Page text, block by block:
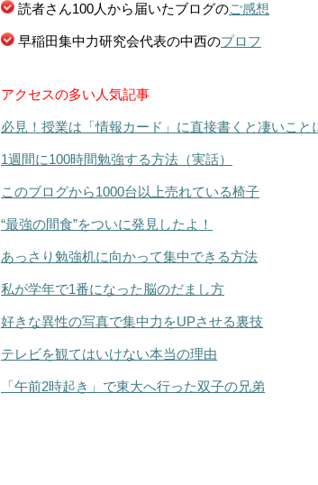
読者さん100人から届いたブログのご感想
早稲田集中力研究会代表の中西のプロフ
アクセスの多い人気記事
必見！授業は「情報カード」に直接書くと凄いこと
1週間に100時間勉強する方法（実話）
このブログから1000台以上売れている椅子
“最強の間食”をついに発見したよ！
あっさり勉強机に向かって集中できる方法
私が学年で1番になった脳のだまし方
好きな異性の写真で集中力をUPさせる裏技
テレビを観てはいけない本当の理由
「午前2時起き」で東大へ行った双子の兄弟